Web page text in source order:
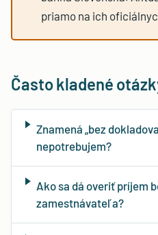
priamo na ich
Často kladené
Znamená „bez
nepotrebujem?
Ako sa dá overiť príjem
zamestnávateľa?